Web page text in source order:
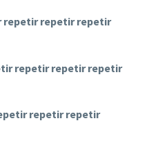
repetir repetir repetir
repetir repetir repetir
repetir repetir